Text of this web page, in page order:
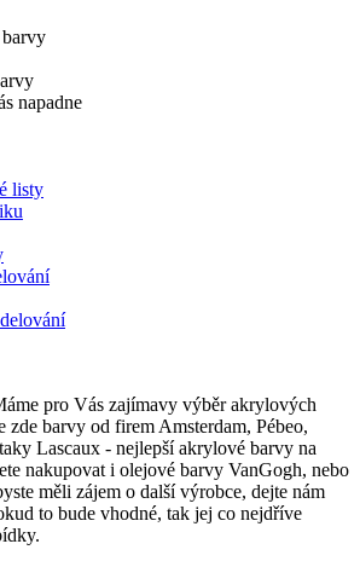
napadne
listy
pro Vás zajímavy výběr akrylových
zde barvy od firem Amsterdam, Pébeo,
Lascaux - nejlepší akrylové barvy na
nakupovat i olejové barvy VanGogh, nebo
měli zájem o další výrobce, dejte nám
to bude vhodné, tak jej co nejdříve